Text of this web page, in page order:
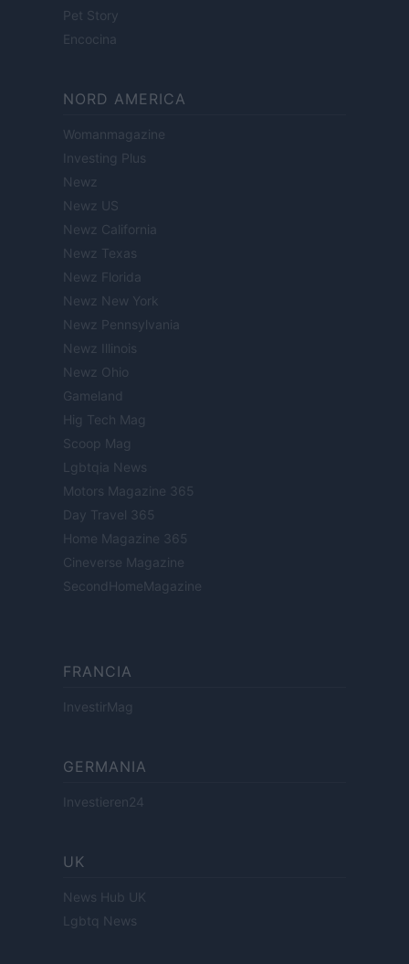
Pet Story
Encocina
NORD AMERICA
Womanmagazine
Investing Plus
Newz
Newz US
Newz California
Newz Texas
Newz Florida
Newz New York
Newz Pennsylvania
Newz Illinois
Newz Ohio
Gameland
Hig Tech Mag
Scoop Mag
Lgbtqia News
Motors Magazine 365
Day Travel 365
Home Magazine 365
Cineverse Magazine
SecondHomeMagazine
FRANCIA
InvestirMag
GERMANIA
Investieren24
UK
News Hub UK
Lgbtq News